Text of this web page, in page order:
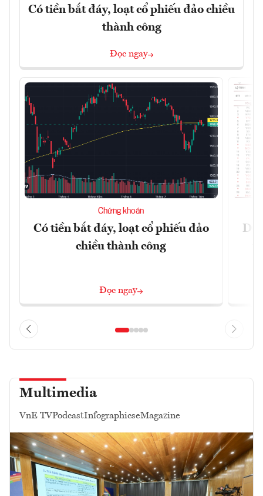
Có tiền bắt đáy, loạt cổ phiếu đảo chiều
thành công
Đọc ngay
Chứng khoán
Có tiền bắt đáy, loạt cổ phiếu đảo
chiều thành công
Đọc ngay
Dự
Multimedia
VnE TVPodcastInfographicseMagazine